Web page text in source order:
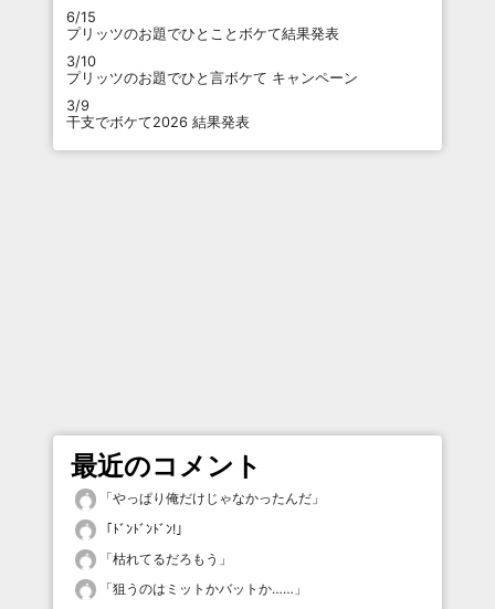
6/15
プリッツのお題でひとことボケて結果発表
3/10
プリッツのお題でひと言ボケて キャンペーン
3/9
干支でボケて2026 結果発表
最近のコメント
「やっぱり俺だけじゃなかったんだ 」
「 ﾄﾞﾝﾄﾞﾝﾄﾞﾝ! 」
「枯れてるだろもう 」
「狙うのはミットかバットか…… 」